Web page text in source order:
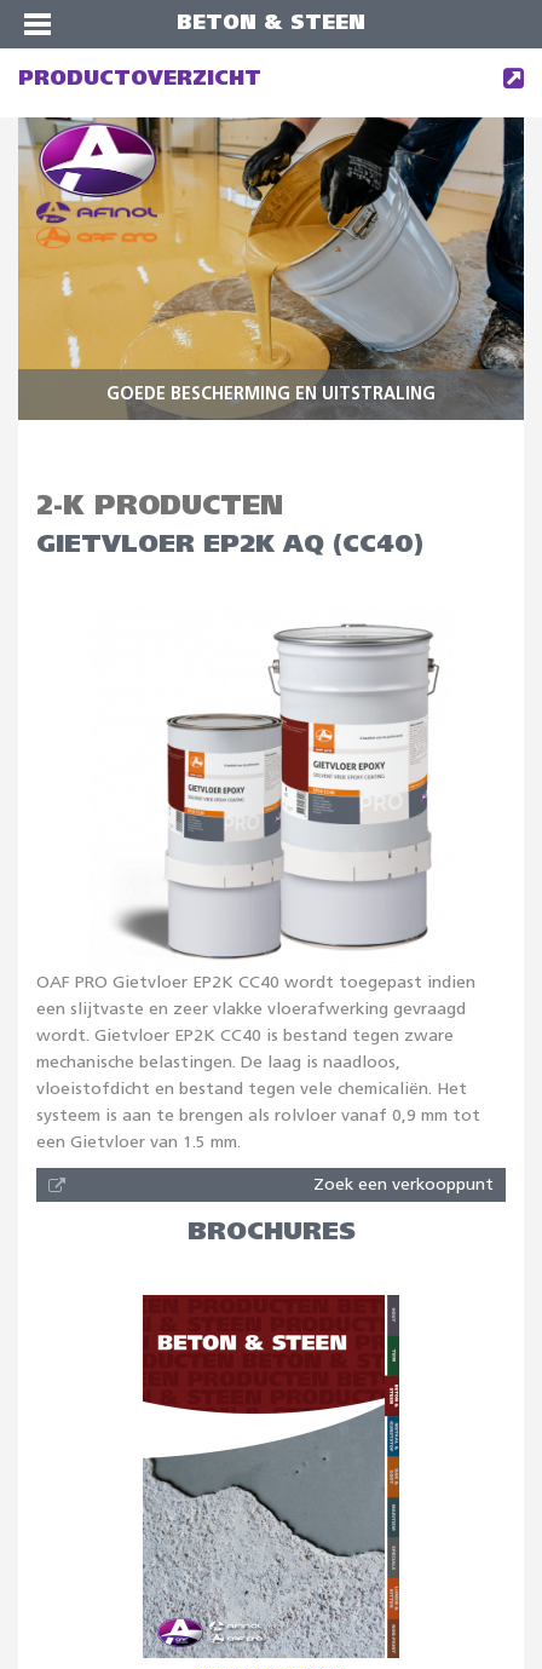
BETON & STEEN
PRODUCTOVERZICHT
GOEDE BESCHERMING EN UITSTRALING
2-K PRODUCTEN
GIETVLOER EP2K AQ (CC40)
OAF PRO Gietvloer EP2K CC40 wordt toegepast indien
een slijtvaste en zeer vlakke vloerafwerking gevraagd
wordt. Gietvloer EP2K CC40 is bestand tegen zware
mechanische belastingen. De laag is naadloos,
vloeistofdicht en bestand tegen vele chemicaliën. Het
systeem is aan te brengen als rolvloer vanaf 0,9 mm tot
een Gietvloer van 1.5 mm.
Zoek een verkooppunt
BROCHURES